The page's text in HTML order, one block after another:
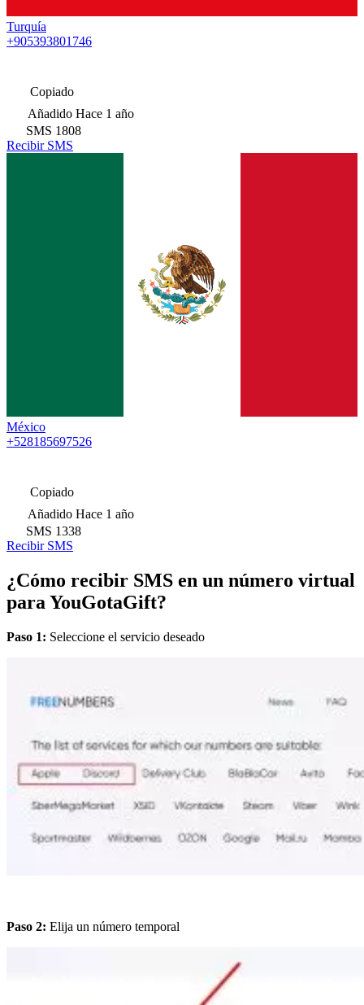
Turquía
+905393801746
Copiado
Añadido Hace 1 año
SMS 1808
Recibir SMS
México
+528185697526
Copiado
Añadido Hace 1 año
SMS 1338
Recibir SMS
¿Cómo recibir SMS en un número virtual
para YouGotaGift?
Paso 1: Seleccione el servicio deseado
Paso 2: Elija un número temporal